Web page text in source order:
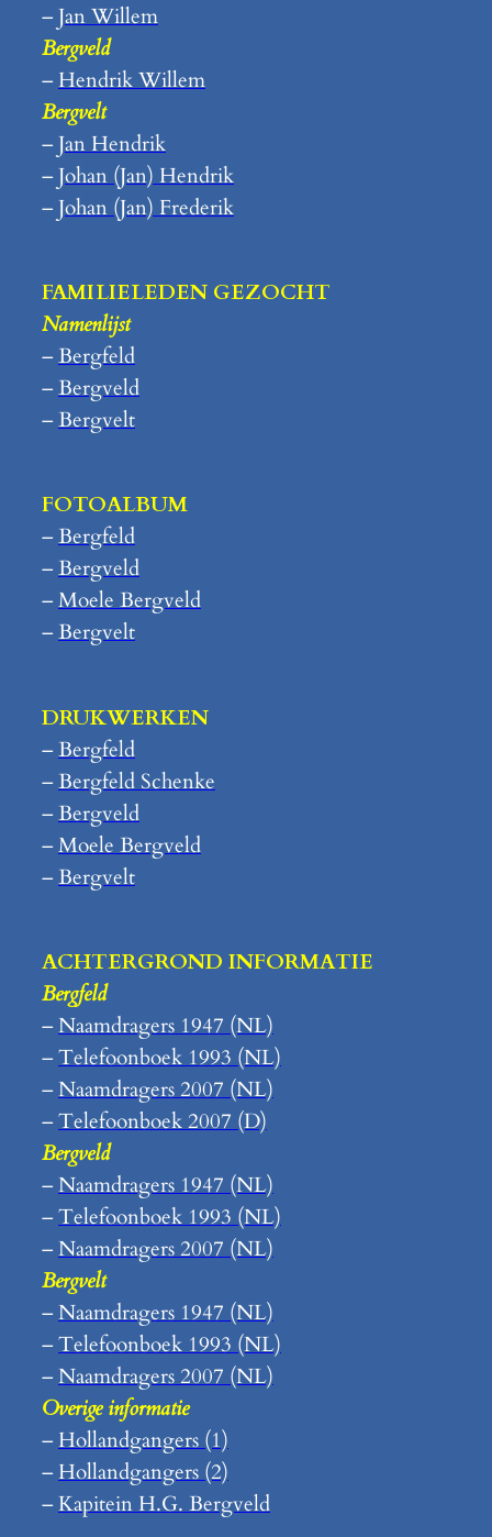
–Jan Willem
Bergveld
–Hendrik Willem
Bergvelt
–Jan Hendrik
–Johan (Jan) Hendrik
–Johan (Jan) Frederik
FAMILIELEDEN GEZOCHT
Namenlijst
–Bergfeld
–Bergveld
–Bergvelt
FOTOALBUM
–Bergfeld
–Bergveld
–Moele Bergveld
–Bergvelt
DRUKWERKEN
–Bergfeld
–Bergfeld Schenke
–Bergveld
–Moele Bergveld
–Bergvelt
ACHTERGROND INFORMATIE
Bergfeld
–Naamdragers 1947 (NL)
–Telefoonboek 1993 (NL)
–Naamdragers 2007 (NL)
–Telefoonboek 2007 (D)
Bergveld
–Naamdragers 1947 (NL)
–Telefoonboek 1993 (NL)
–Naamdragers 2007 (NL)
Bergvelt
–Naamdragers 1947 (NL)
–Telefoonboek 1993 (NL)
–Naamdragers 2007 (NL)
Overige informatie
–Hollandgangers (1)
–Hollandgangers (2)
–Kapitein H.G. Bergveld